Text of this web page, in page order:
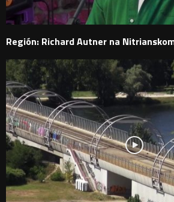
Región: Richard Autner na